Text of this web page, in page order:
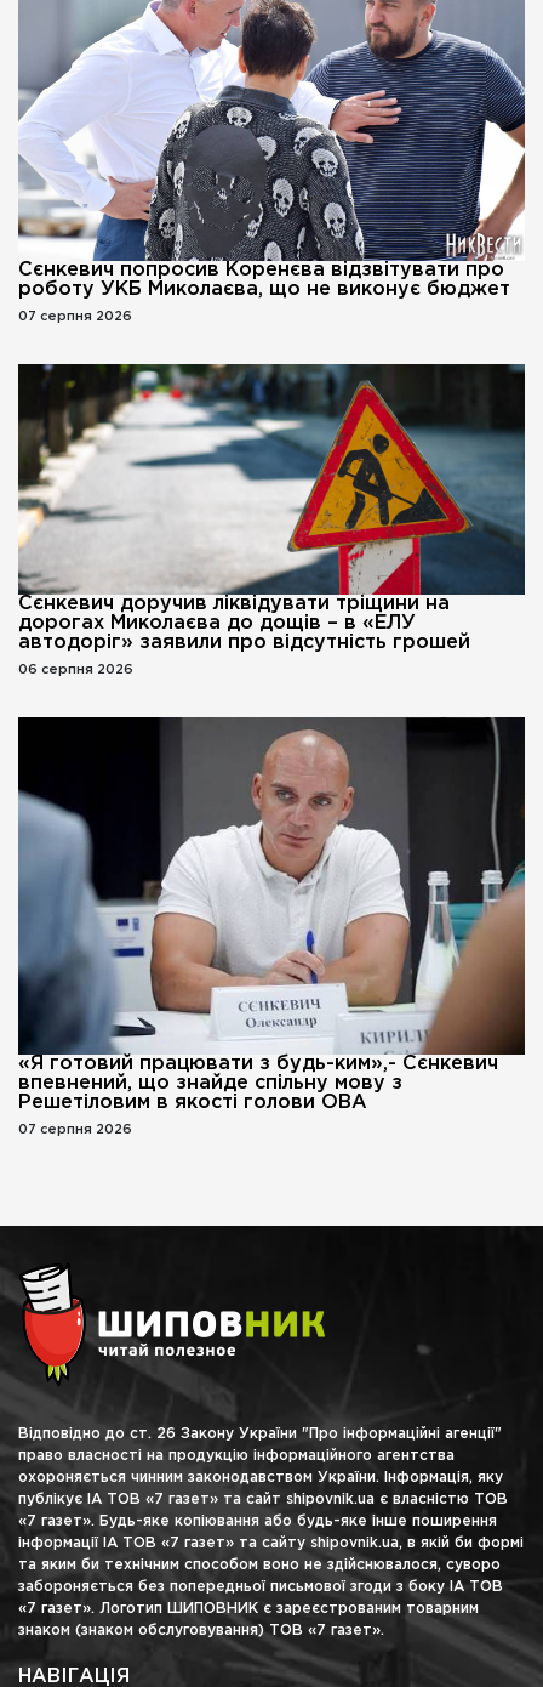
Сєнкевич попросив Коренєва відзвітувати про
роботу УКБ Миколаєва, що не виконує бюджет
07 серпня 2026
Сєнкевич доручив ліквідувати тріщини на
дорогах Миколаєва до дощів – в «ЕЛУ
автодоріг» заявили про відсутність грошей
06 серпня 2026
«Я готовий працювати з будь-ким»,- Сєнкевич
впевнений, що знайде спільну мову з
Решетіловим в якості голови ОВА
07 серпня 2026
Відповідно до ст. 26 Закону України "Про інформаційні агенції"
право власності на продукцію інформаційного агентства
охороняється чинним законодавством України. Інформація, яку
публікує ІА ТОВ «7 газет» та сайт shipovnik.ua є власністю ТОВ
«7 газет». Будь-яке копіювання або будь-яке інше поширення
інформації ІА ТОВ «7 газет» та сайту shipovnik.ua, в якій би формі
та яким би технічним способом воно не здійснювалося, суворо
забороняється без попередньої письмової згоди з боку ІА ТОВ
«7 газет». Логотип ШИПОВНИК є зареєстрованим товарним
знаком (знаком обслуговування) ТОВ «7 газет».
НАВІГАЦІЯ